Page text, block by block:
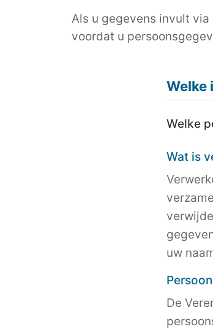
Als u gegevens invult
voordat u
Welke
Welke
Wat is
uw
De